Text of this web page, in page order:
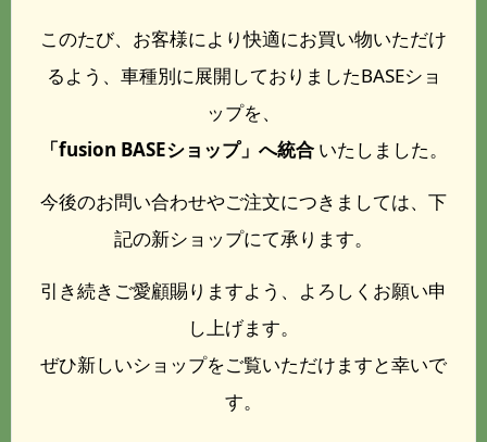
このたび、お客様により快適にお買い物いただけ
るよう、車種別に展開しておりましたBASEショ
ップを、
「fusion BASEショップ」へ統合いたしました。
今後のお問い合わせやご注文につきましては、下
記の新ショップにて承ります。
引き続きご愛顧賜りますよう、よろしくお願い申
し上げます。
ぜひ新しいショップをご覧いただけますと幸いで
す。